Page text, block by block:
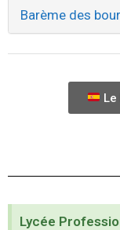
Barème des
Lycée